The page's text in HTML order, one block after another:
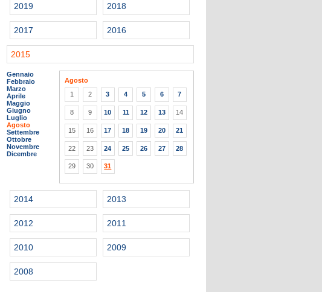
2019 2018
2017 2016
2015
Gennaio
Febbraio
Marzo
Aprile
Maggio
Giugno
Luglio
Agosto
Settembre
Ottobre
Novembre
Dicembre
Agosto
1
2 3 4 5 6 7
8 9 10 11 12 13 14
15 16 17 18 19 20 21
22 23 24 25 26 27 28
29 30 31
2014 2013
2012 2011
2010 2009
2008